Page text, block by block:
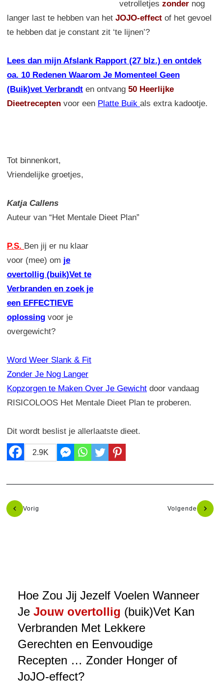
vetrolletjes zondernog
langer last te hebben van het JOJO-effect of het gevoel
te hebben dat je constant zit ‘te lijnen’?
Lees dan mijn Afslank Rapport (27 blz.) en ontdek
oa. 10 Redenen Waarom Je Momenteel Geen
(Buik)vet Verbrandt en ontvang 50 Heerlijke
Dieetrecepten voor een Platte Buik als extra kadootje.
Tot binnenkort,
Vriendelijke groetjes,
Katja Callens
Auteur van “Het Mentale Dieet Plan”
P.S. Ben jij er nu klaar
voor (mee) om je
overtollig (buik)Vet te
Verbranden en zoek je
een EFFECTIEVE
oplossing voor je
overgewicht?
Word Weer Slank & Fit
Zonder Je Nog Langer
Kopzorgen te Maken Over Je Gewicht door vandaag
RISICOLOOS Het Mentale Dieet Plan te proberen.
Dit wordt beslist je allerlaatste dieet.
2.9K
Vorig Volgende
Hoe Zou Jij Jezelf Voelen Wanneer
Je Jouw overtollig (buik)Vet Kan
Verbranden Met Lekkere
Gerechten en Eenvoudige
Recepten … Zonder Honger of
JoJO-effect?